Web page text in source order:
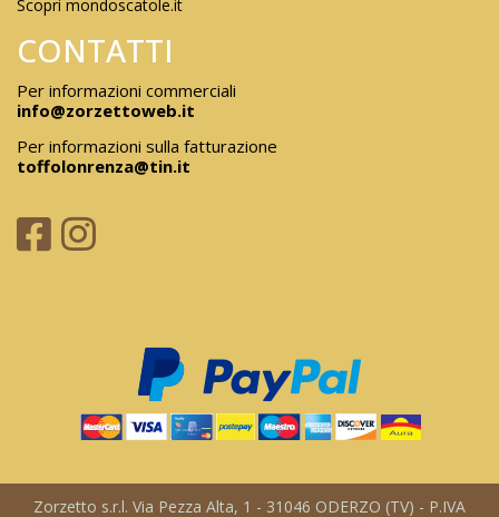
Scopri mondoscatole.it
CONTATTI
Per informazioni commerciali
info@zorzettoweb.it
Per informazioni sulla fatturazione
toffolonrenza@tin.it
Zorzetto s.r.l. Via Pezza Alta, 1 - 31046 ODERZO (TV) - P.IVA